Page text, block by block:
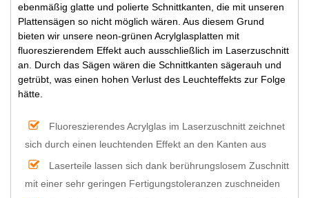
ebenmäßig glatte und polierte Schnittkanten, die mit unseren
Plattensägen so nicht möglich wären. Aus diesem Grund
bieten wir unsere neon-grünen Acrylglasplatten mit
fluoreszierendem Effekt auch ausschließlich im Laserzuschnitt
an. Durch das Sägen wären die Schnittkanten sägerauh und
getrübt, was einen hohen Verlust des Leuchteffekts zur Folge
hätte.
Fluoreszierendes Acrylglas im Laserzuschnitt zeichnet
sich durch einen leuchtenden Effekt an den Kanten aus
Laserteile lassen sich dank berührungslosem Zuschnitt
mit einer sehr geringen Fertigungstoleranzen zuschneiden